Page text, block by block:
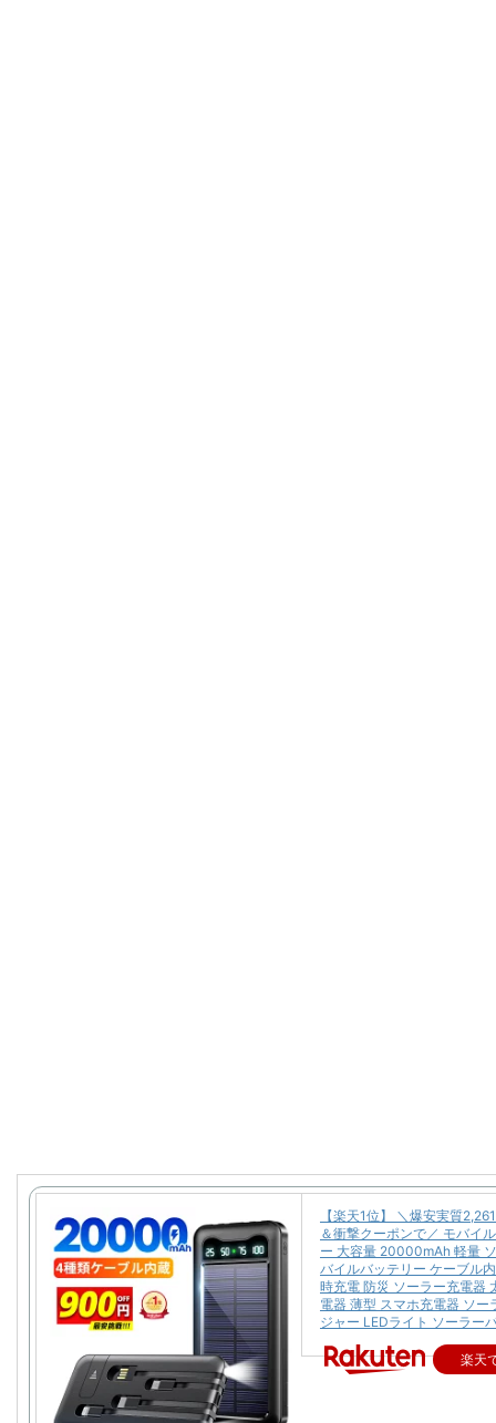
【楽天1位】 ＼爆安実質
＆衝撃クーポンで／ モバイ
ー 大容量 20000mAh 軽量
バイルバッテリー ケーブル
時充電 防災 ソーラー充電器
電器 薄型 スマホ充電器 ソー
ジャー LEDライト ソーラー
楽天